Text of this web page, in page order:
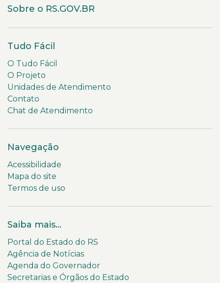
Sobre o RS.GOV.BR
Tudo Fácil
O Tudo Fácil
O Projeto
Unidades de Atendimento
Contato
Chat de Atendimento
Navegação
Acessibilidade
Mapa do site
Termos de uso
Saiba mais...
Portal do Estado do RS
Agência de Notícias
Agenda do Governador
Secretarias e Órgãos do Estado